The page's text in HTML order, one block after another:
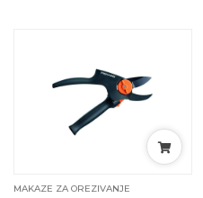
MAKAZE ZA OREZIVANJE